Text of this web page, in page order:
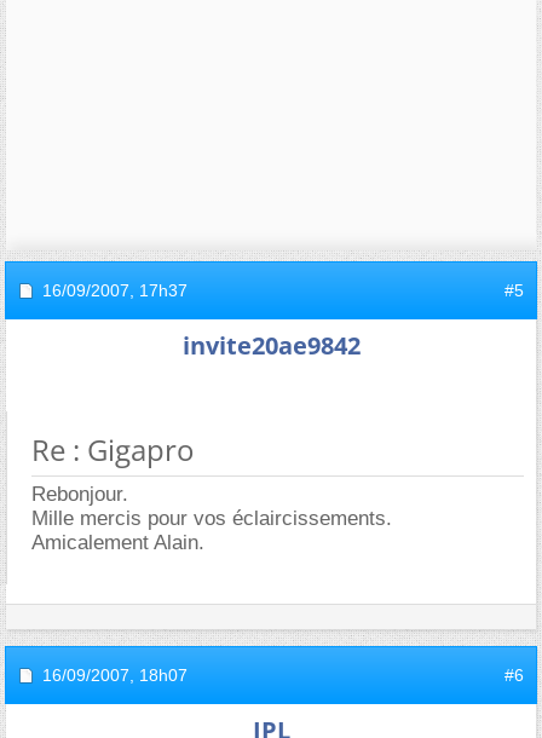
16/09/2007, 17h37 #5
invite20ae9842
Re : Gigapro
Rebonjour.
Mille mercis pour vos éclaircissements.
Amicalement Alain.
16/09/2007, 18h07 #6
JPL